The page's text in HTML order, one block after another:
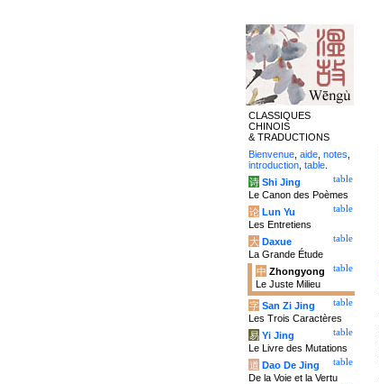
CLASSIQUES
CHINOIS
& TRADUCTIONS
Bienvenue aide notes
introduction table
table
诗 Shi Jing
Le Canon des Poèmes
table
论 Lun Yu
Les Entretiens
table
大 Daxue
La Grande Étude
table
中 Zhongyong
Le Juste Milieu
table
字 San Zi Jing
Les Trois Caractères
table
易 Yi Jing
Le Livre des Mutations
table
道 Dao De Jing
De la Voie et la Vertu